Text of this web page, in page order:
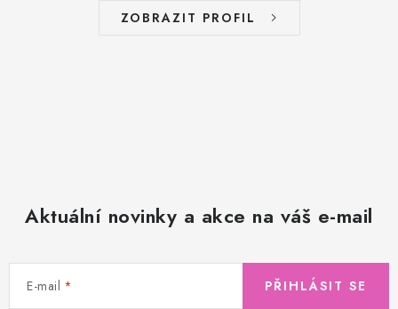
ZOBRAZIT PROFIL
Aktuální novinky a akce na váš e-mail
E-mail PŘIHLÁSIT SE